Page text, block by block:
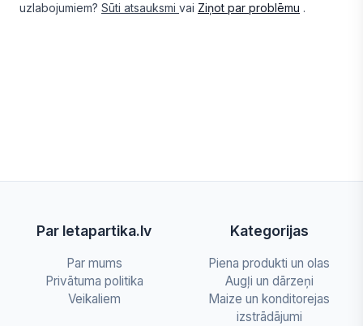
uzlabojumiem? Sūti atsauksmi vai Ziņot par problēmu .
Par letapartika.lv
Par mums
Privātuma politika
Veikaliem
Kategorijas
Piena produkti un olas
Augļi un dārzeņi
Maize un konditorejas
izstrādājumi